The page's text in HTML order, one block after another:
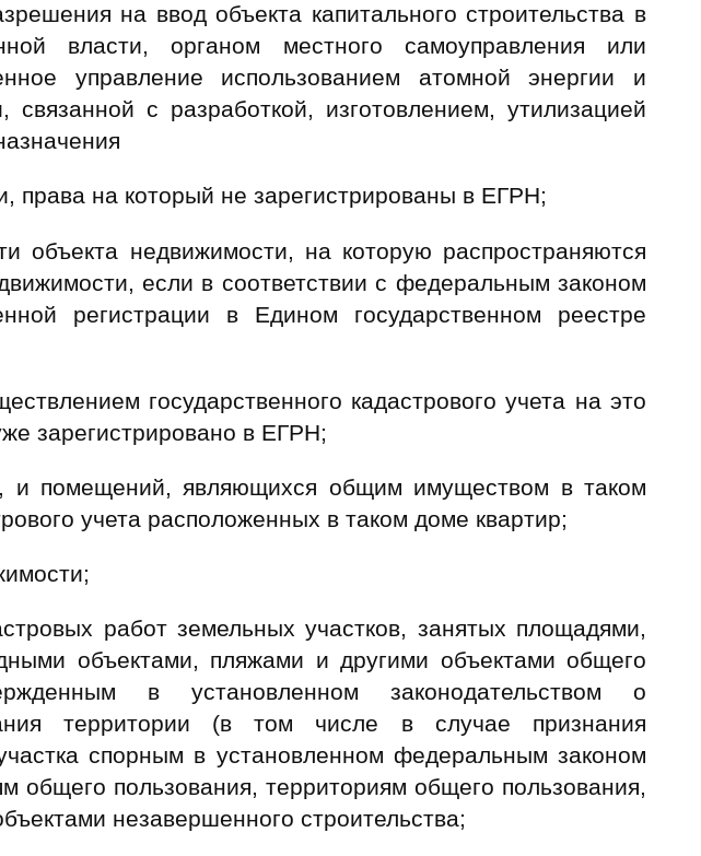
на ввод объекта капитального строительства в
власти, органом местного самоуправления или
управление использованием атомной энергии и
с разработкой, изготовлением, утилизацией
права на который не зарегистрированы в ЕГРН;
объекта недвижимости, на которую распространяются
если в соответствии с федеральным законом
регистрации в Едином государственном реестре
государственного кадастрового учета на это
зарегистрировано в ЕГРН;
и помещений, являющихся общим имуществом в таком
учета расположенных в таком доме квартир;
работ земельных участков, занятых площадями,
объектами, пляжами и другими объектами общего
в установленном законодательством о
территории (в том числе в случае признания
спорным в установленном федеральным законом
общего пользования, территориям общего пользования,
незавершенного строительства;